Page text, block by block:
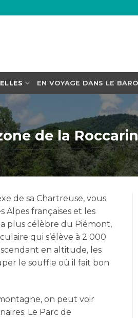
EN VOYAGE DANS LE
de la
de sa Chartreuse, vous
Alpes françaises et les
plus célèbre du Piémont,
qui s’élève à 2 000
en altitude, les
le souffle où il fait bon
on peut voir
Le Parc de